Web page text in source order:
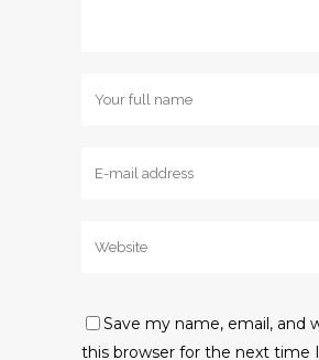
Save my name, email, and
this browser for the next time